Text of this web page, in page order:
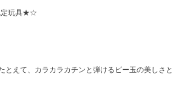
定玩具★☆
とえて、カラカラカチンと弾けるビー玉の美しさと